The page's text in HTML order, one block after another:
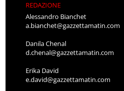
REDAZIONE
Alessandro Bianchet
a.bianchet@gazzettamatin.com
Danila Chenal
d.chenal@gazzettamatin.com
Erika David
e.david@gazzettamatin.com